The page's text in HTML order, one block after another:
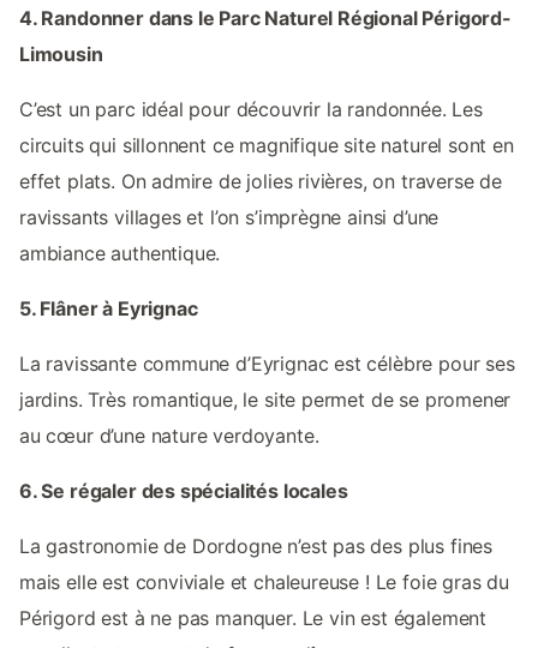
4. Randonner dans le Parc Naturel Régional Périgord-
Limousin
C’est un parc idéal pour découvrir la randonnée. Les
circuits qui sillonnent ce magnifique site naturel sont en
effet plats. On admire de jolies rivières, on traverse de
ravissants villages et l’on s’imprègne ainsi d’une
ambiance authentique.
5. Flâner à Eyrignac
La ravissante commune d’Eyrignac est célèbre pour ses
jardins. Très romantique, le site permet de se promener
au cœur d’une nature verdoyante.
6. Se régaler des spécialités locales
La gastronomie de Dordogne n’est pas des plus fines
mais elle est conviviale et chaleureuse ! Le foie gras du
Périgord est à ne pas manquer. Le vin est également